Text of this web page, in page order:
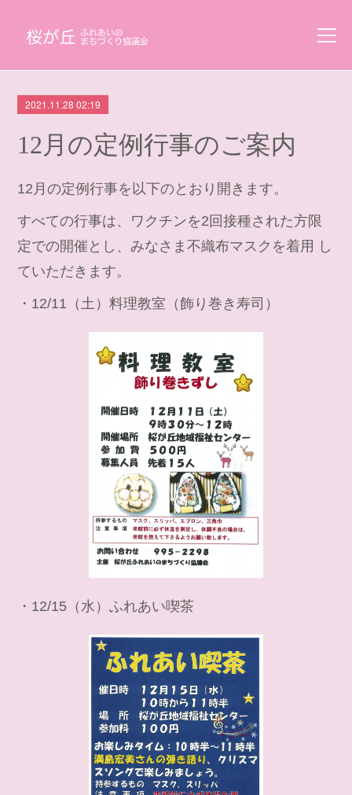
2021.11.28 02:19
12月の定例行事のご案内
12月の定例行事を以下のとおり開きます。
すべての行事は、ワクチンを2回接種された方限
定での開催とし、みなさま不織布マスクを着用 し
ていただきます。
・12/11（土）料理教室（飾り巻き寿司）
・12/15（水）ふれあい喫茶